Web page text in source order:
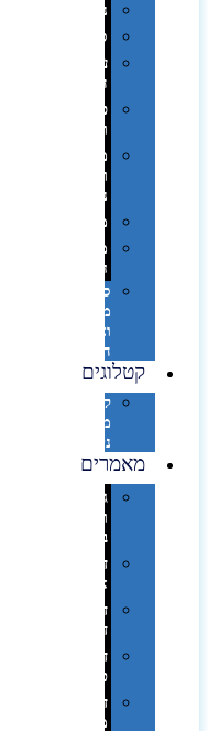
נסיעות
ספורט
על
השולחן…
פינוק
וספא
מזוודות
ותיקי
נסיעות
מטריות
מוצרי
חוף
סביבת
מחשב
וציוד
היקפי
קטלוגים
קטלוג
מוצרי
נייר
מאמרים
גימורים
והשבחות
בדפוס
דפוס
אופסט
דפוס
דיגיטלי
דפוס
טמפון
דפוס
משי